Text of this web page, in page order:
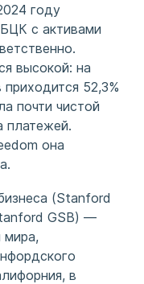
году
с активами
высокой: на
52,3%
почти чистой
платежей.
она
(Stanford
GSB) —
мира,
в